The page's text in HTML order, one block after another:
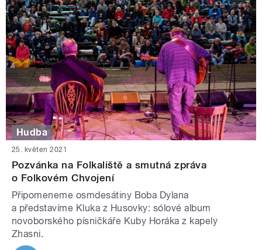
Hudba
25. květen 2021
Pozvánka na Folkaliště a smutná zpráva
o Folkovém Chvojení
Připomeneme osmdesátiny Boba Dylana
a představíme Kluka z Husovky: sólové album
novoborského písničkáře Kuby Horáka z kapely
Zhasni.